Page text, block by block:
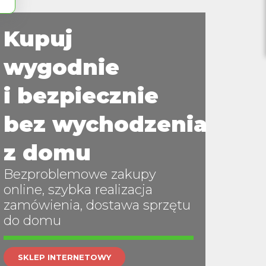
Kupuj
wygodnie
i bezpiecznie
bez wychodzenia
z domu
Bezproblemowe zakupy
online, szybka realizacja
zamówienia, dostawa sprzętu
do domu
SKLEP INTERNETOWY